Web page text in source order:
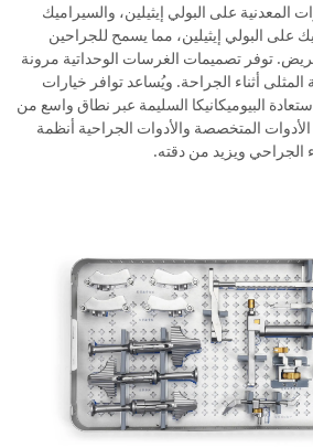
المعدنية على البولي إيثيلين، والسيراميك
على البولي إيثيلين، مما يسمح للجراحين
توفر تصميمات الغرسات الوحداتية مرونة
أثناء الجراحة. ويُساعد توافر خيارات
البيوميكانيكا السليمة عبر نطاق واسع من
المتخصصة والأدوات الجراحية أنظمة
الجراحي ويزيد من دقته.